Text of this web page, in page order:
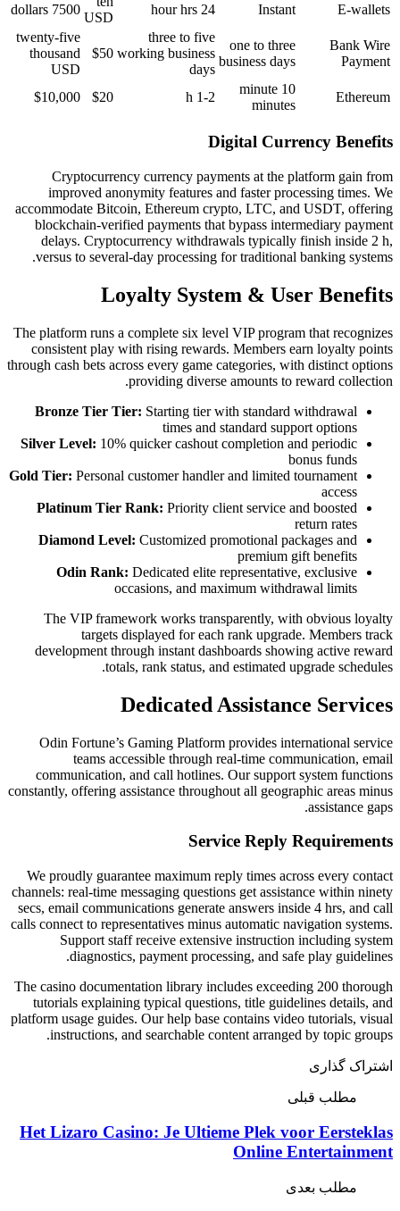
24 hour hrs
USD
7500 dollars
three to five
working business
days
$50
twenty-five
thousand
USD
1-2 h
$20
$10,000
Cryptocurrency currency
improved anonymity features
accommodate Bitcoin, Ethereum
blockchain-verified payments
delays. Cryptocurrency
versus to several-day
Loyalty
The platform runs a complete six
consistent play with rising
through cash bets across every
providing
Bronze Tier Tier:Starting tier
times and
Silver Level:10% quicker
Gold Tier: Personal customer
Platinum Tier Rank:Priority
Diamond Level:Customized
Odin Rank:Dedicated elite
occasions, and
The VIP framework works
targets displayed for
development through instant
totals, rank status,
Dedicated
Odin Fortune’s Gaming
teams accessible through
communication, and call
constantly, offering assistance
We proudly guarantee maximum
channels: real-time messaging
secs, email communications
calls connect to representatives
Support staff receive
diagnostics, payment
The casino documentation library
tutorials explaining typical
platform usage guides. Our help
instructions, and searchable
Het Lizaro Casino: Je